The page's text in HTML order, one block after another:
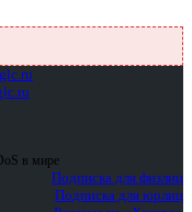
в мире
Подписка для физлиц
Подписка для юрлиц